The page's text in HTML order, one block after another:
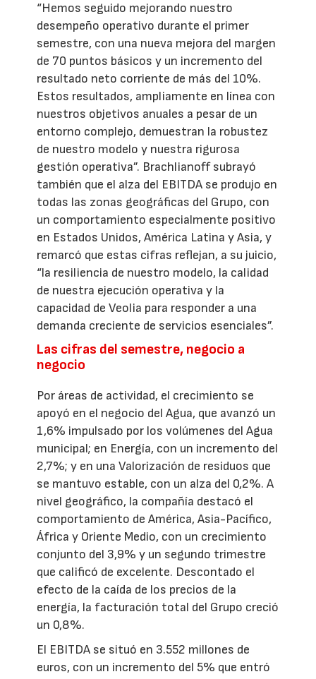
“Hemos seguido mejorando nuestro
desempeño operativo durante el primer
semestre, con una nueva mejora del margen
de 70 puntos básicos y un incremento del
resultado neto corriente de más del 10%.
Estos resultados, ampliamente en línea con
nuestros objetivos anuales a pesar de un
entorno complejo, demuestran la robustez
de nuestro modelo y nuestra rigurosa
gestión operativa”. Brachlianoff subrayó
también que el alza del EBITDA se produjo en
todas las zonas geográficas del Grupo, con
un comportamiento especialmente positivo
en Estados Unidos, América Latina y Asia, y
remarcó que estas cifras reflejan, a su juicio,
“la resiliencia de nuestro modelo, la calidad
de nuestra ejecución operativa y la
capacidad de Veolia para responder a una
demanda creciente de servicios esenciales”.
Las cifras del semestre, negocio a
negocio
Por áreas de actividad, el crecimiento se
apoyó en el negocio del Agua, que avanzó un
1,6% impulsado por los volúmenes del Agua
municipal; en Energía, con un incremento del
2,7%; y en una Valorización de residuos que
se mantuvo estable, con un alza del 0,2%. A
nivel geográfico, la compañía destacó el
comportamiento de América, Asia-Pacífico,
África y Oriente Medio, con un crecimiento
conjunto del 3,9% y un segundo trimestre
que calificó de excelente. Descontado el
efecto de la caída de los precios de la
energía, la facturación total del Grupo creció
un 0,8%.
El EBITDA se situó en 3.552 millones de
euros, con un incremento del 5% que entró